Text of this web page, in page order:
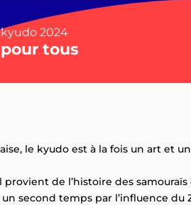
2024
tous
le kyudo est à la fois un art et
provient de l’histoire des
second temps par l’influence du